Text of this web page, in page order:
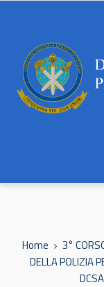
Home
3°
DELLA POLIZIA